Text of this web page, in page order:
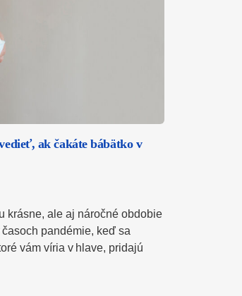
ak čakáte bábätko v
krásne, ale aj náročné obdobie
pandémie, keď sa
vám víria v hlave, pridajú